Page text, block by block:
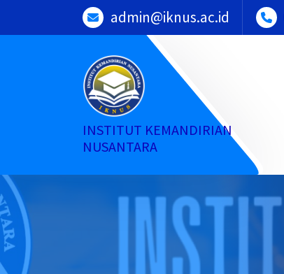
to
admin@iknus.ac.id
INSTITUT KEMANDIRIAN
NUSANTARA